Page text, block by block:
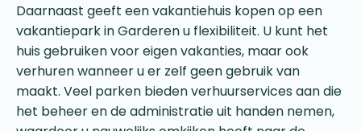
Daarnaast geeft een vakantiehuis kopen op een
vakantiepark in Garderen u flexibiliteit. U kunt het
huis gebruiken voor eigen vakanties, maar ook
verhuren wanneer u er zelf geen gebruik van
maakt. Veel parken bieden verhuurservices aan die
het beheer en de administratie uit handen nemen,